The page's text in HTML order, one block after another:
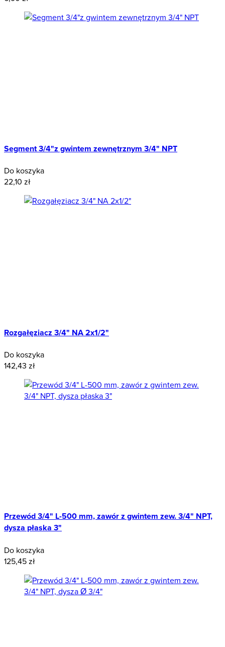
Segment 3/4"z gwintem zewnętrznym 3/4" NPT
Do koszyka
22,10 zł
Rozgałęziacz 3/4" NA 2x1/2"
Do koszyka
142,43 zł
Przewód 3/4" L-500 mm, zawór z gwintem zew. 3/4" NPT,
dysza płaska 3"
Do koszyka
125,45 zł